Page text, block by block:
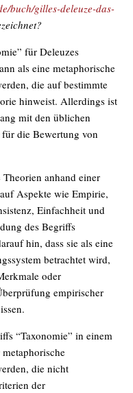
buch/gilles-deleuze-das-
für Deleuzes
als eine metaphorische
die auf bestimmte
hinweist. Allerdings ist
mit den üblichen
die Bewertung von
anhand einer
Aspekte wie Empirie,
Einfachheit und
des Begriffs
hin, dass sie als eine
betrachtet wird,
oder
empirischer
“Taxonomie” in einem
die nicht
der